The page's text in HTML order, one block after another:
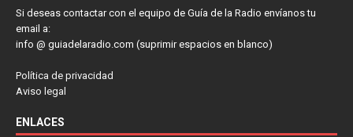
Si deseas contactar con el equipo de Guía de la Radio envíanos tu
email a:
info @ guiadelaradio.com (suprimir espacios en blanco)
Política de privacidad
Aviso legal
ENLACES